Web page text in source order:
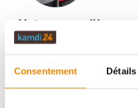
Consentement Détails
et de cheminées:
Aboubakar Fofana vous